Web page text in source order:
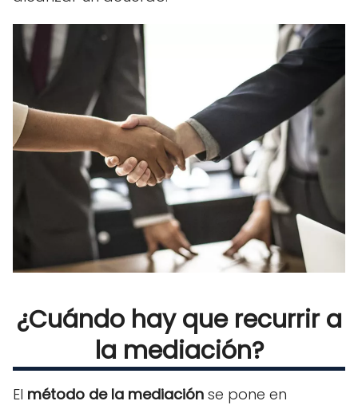
¿Cuándo hay que recurrir a
la mediación?
El método de la mediación se pone en